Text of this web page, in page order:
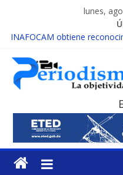
lunes,
INAFOCAM obtiene
15 de febrero de cada año
cáncer infantil
EL ENFOQUE UNILATERAL
MESCyT y Universidad
reclusos
MESCyT presenta
Educación